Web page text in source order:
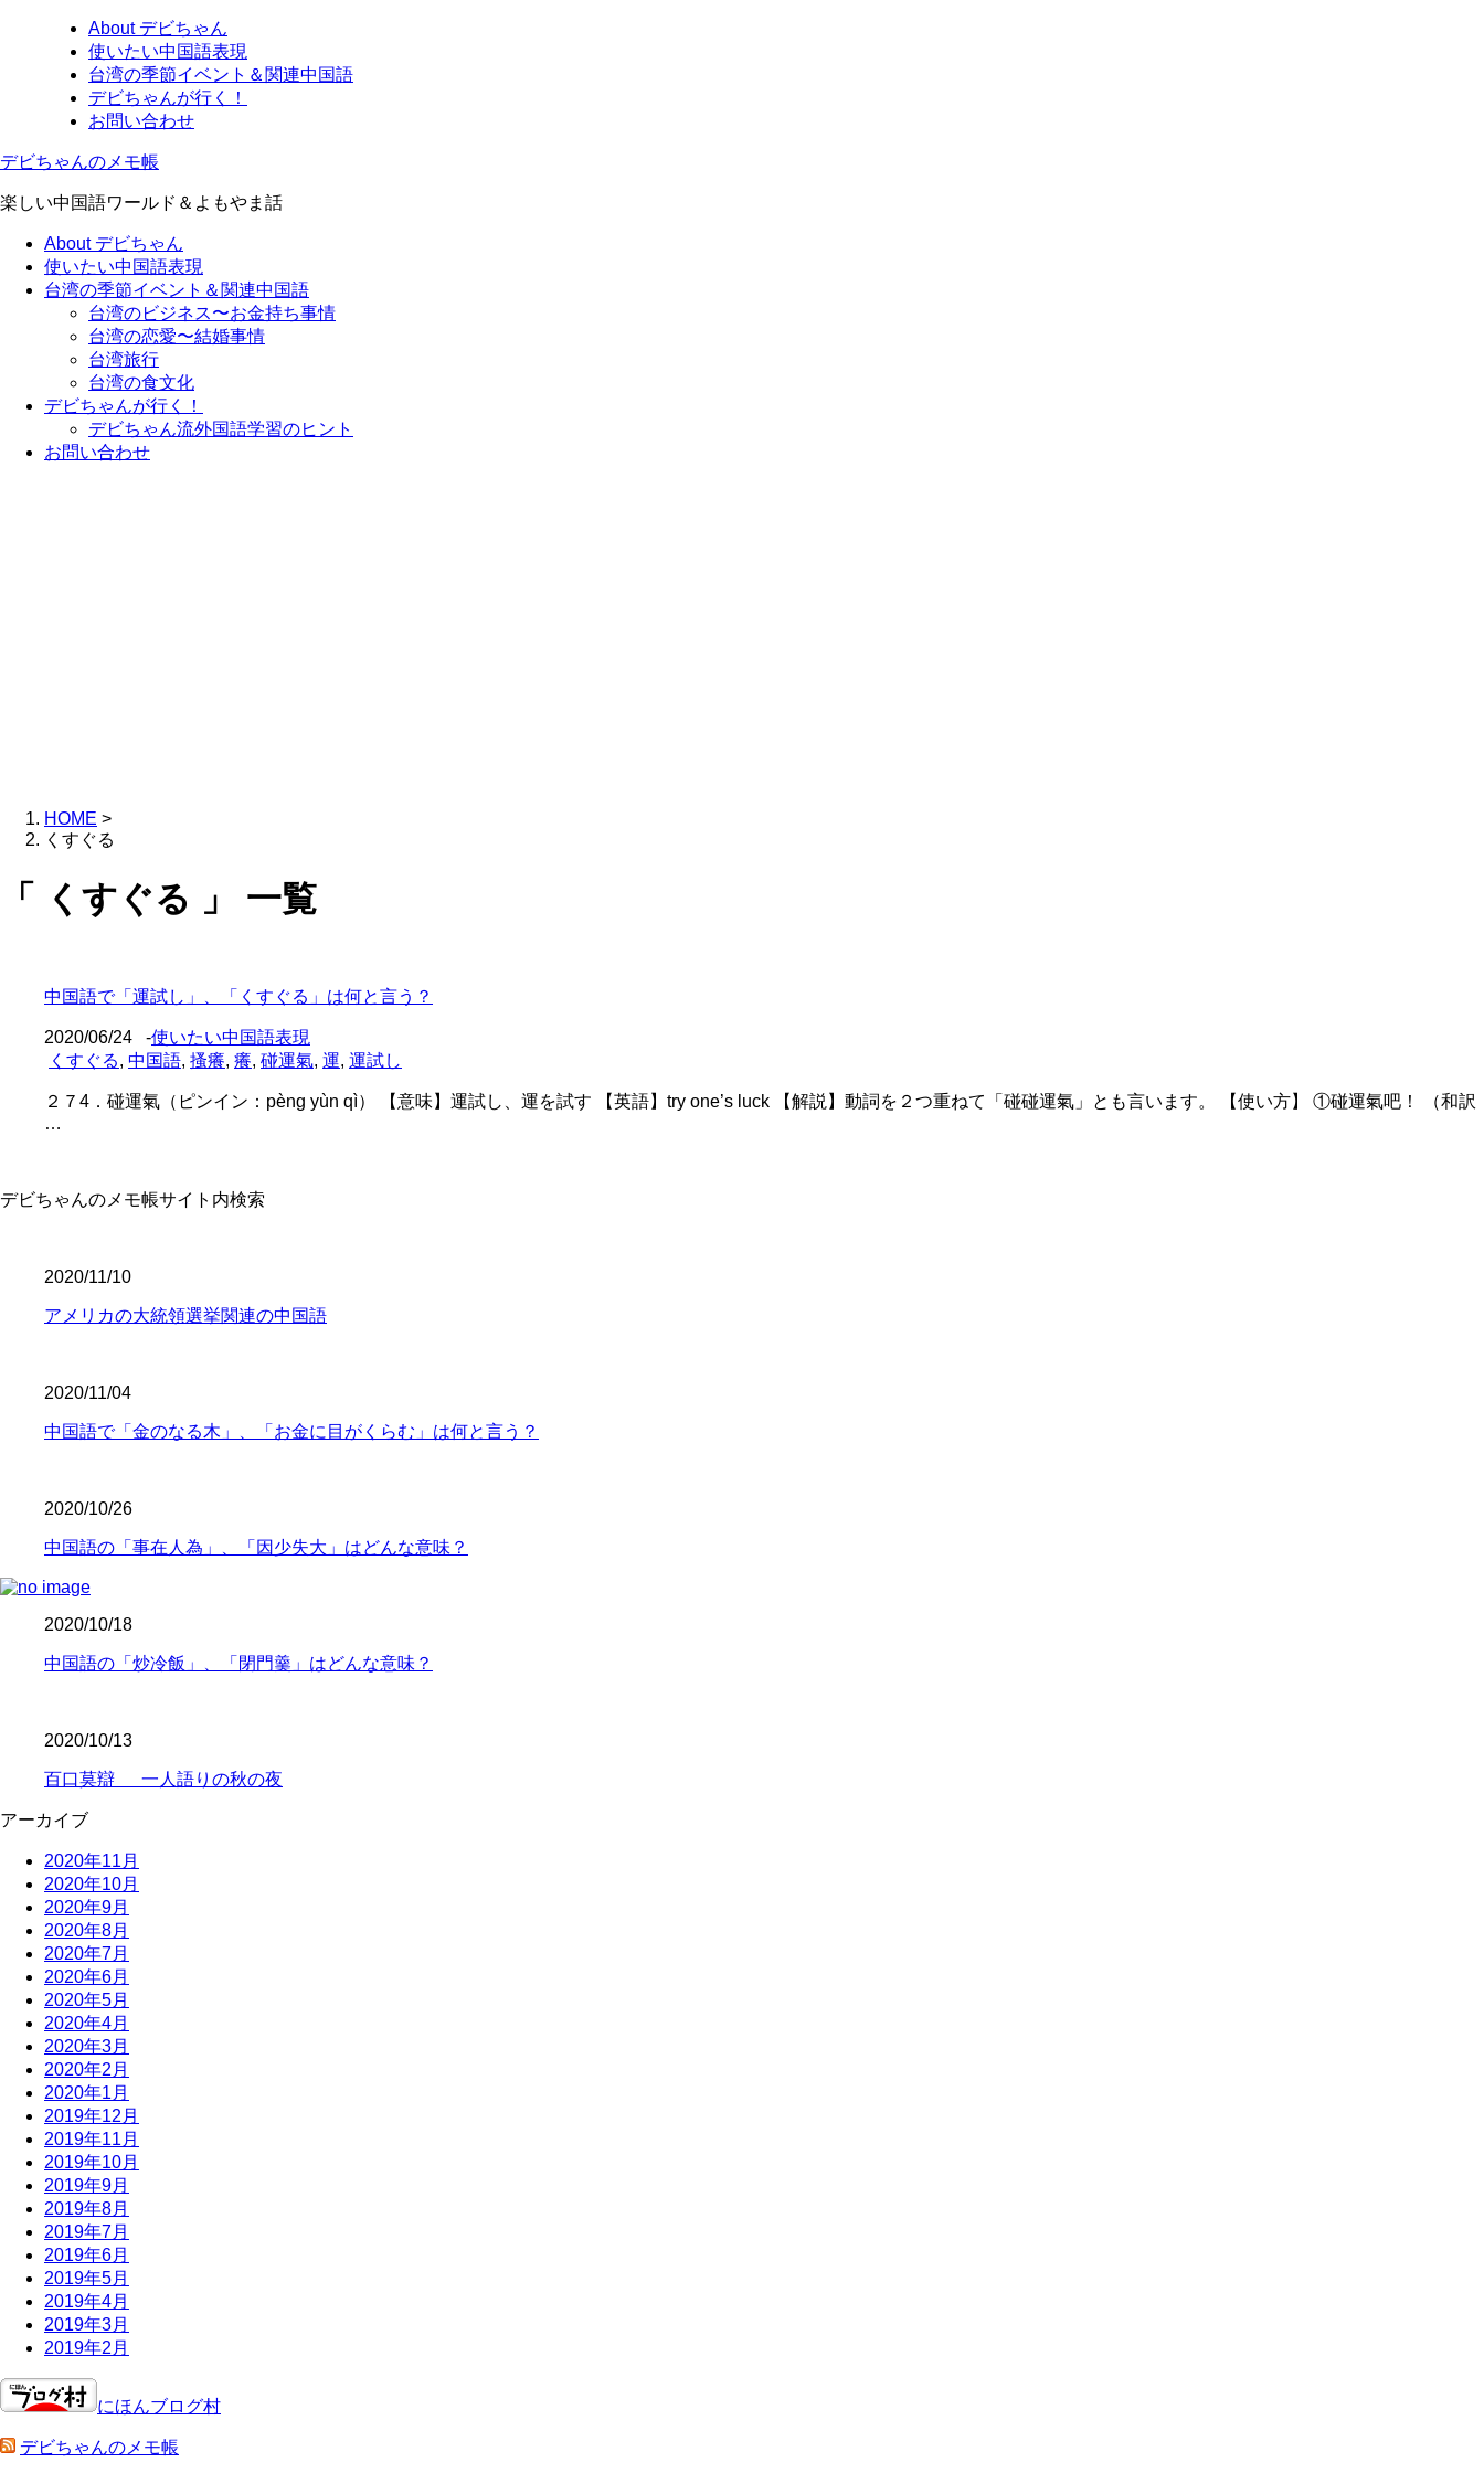
About デビちゃん
使いたい中国語表現
台湾の季節イベント＆関連中国語
デビちゃんが行く！
お問い合わせ
デビちゃんのメモ帳
楽しい中国語ワールド＆よもやま話
About デビちゃん
使いたい中国語表現
台湾の季節イベント＆関連中国語
台湾のビジネス〜お金持ち事情
台湾の恋愛〜結婚事情
台湾旅行
台湾の食文化
デビちゃんが行く！
デビちゃん流外国語学習のヒント
お問い合わせ
HOME >
くすぐる
「 くすぐる 」 一覧
中国語で「運試し」、「くすぐる」は何と言う？
2020/06/24 -使いたい中国語表現
くすぐる, 中国語, 搔癢, 癢, 碰運氣, 運, 運試し
２７4．碰運氣（ピンイン：pèng yùn qì） 【意味】運試し、運を試す 【英語】try one’s luck 【解説】動詞を２つ重ねて「碰碰運氣」とも言います。 【使い方】 ①碰運氣吧！ （和訳
…
デビちゃんのメモ帳サイト内検索
2020/11/10
アメリカの大統領選挙関連の中国語
2020/11/04
中国語で「金のなる木」、「お金に目がくらむ」は何と言う？
2020/10/26
中国語の「事在人為」、「因少失大」はどんな意味？
2020/10/18
中国語の「炒冷飯」、「閉門羹」はどんな意味？
2020/10/13
百口莫辯 一人語りの秋の夜
アーカイブ
2020年11月
2020年10月
2020年9月
2020年8月
2020年7月
2020年6月
2020年5月
2020年4月
2020年3月
2020年2月
2020年1月
2019年12月
2019年11月
2019年10月
2019年9月
2019年8月
2019年7月
2019年6月
2019年5月
2019年4月
2019年3月
2019年2月
にほんブログ村
デビちゃんのメモ帳